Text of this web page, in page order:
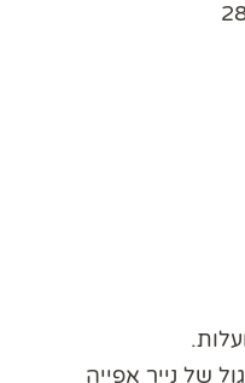
של נייר אפייה